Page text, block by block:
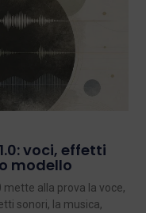
voci, effetti
modello
mette alla prova la voce,
sonori, la musica,